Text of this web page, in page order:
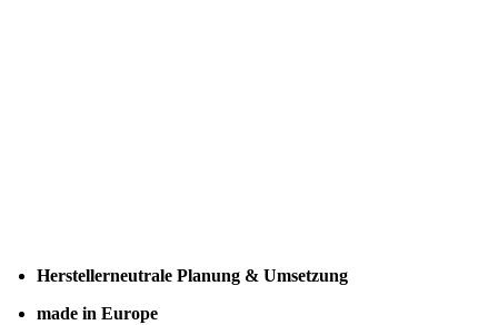
Herstellerneutrale Planung & Umsetzung
made in Europe